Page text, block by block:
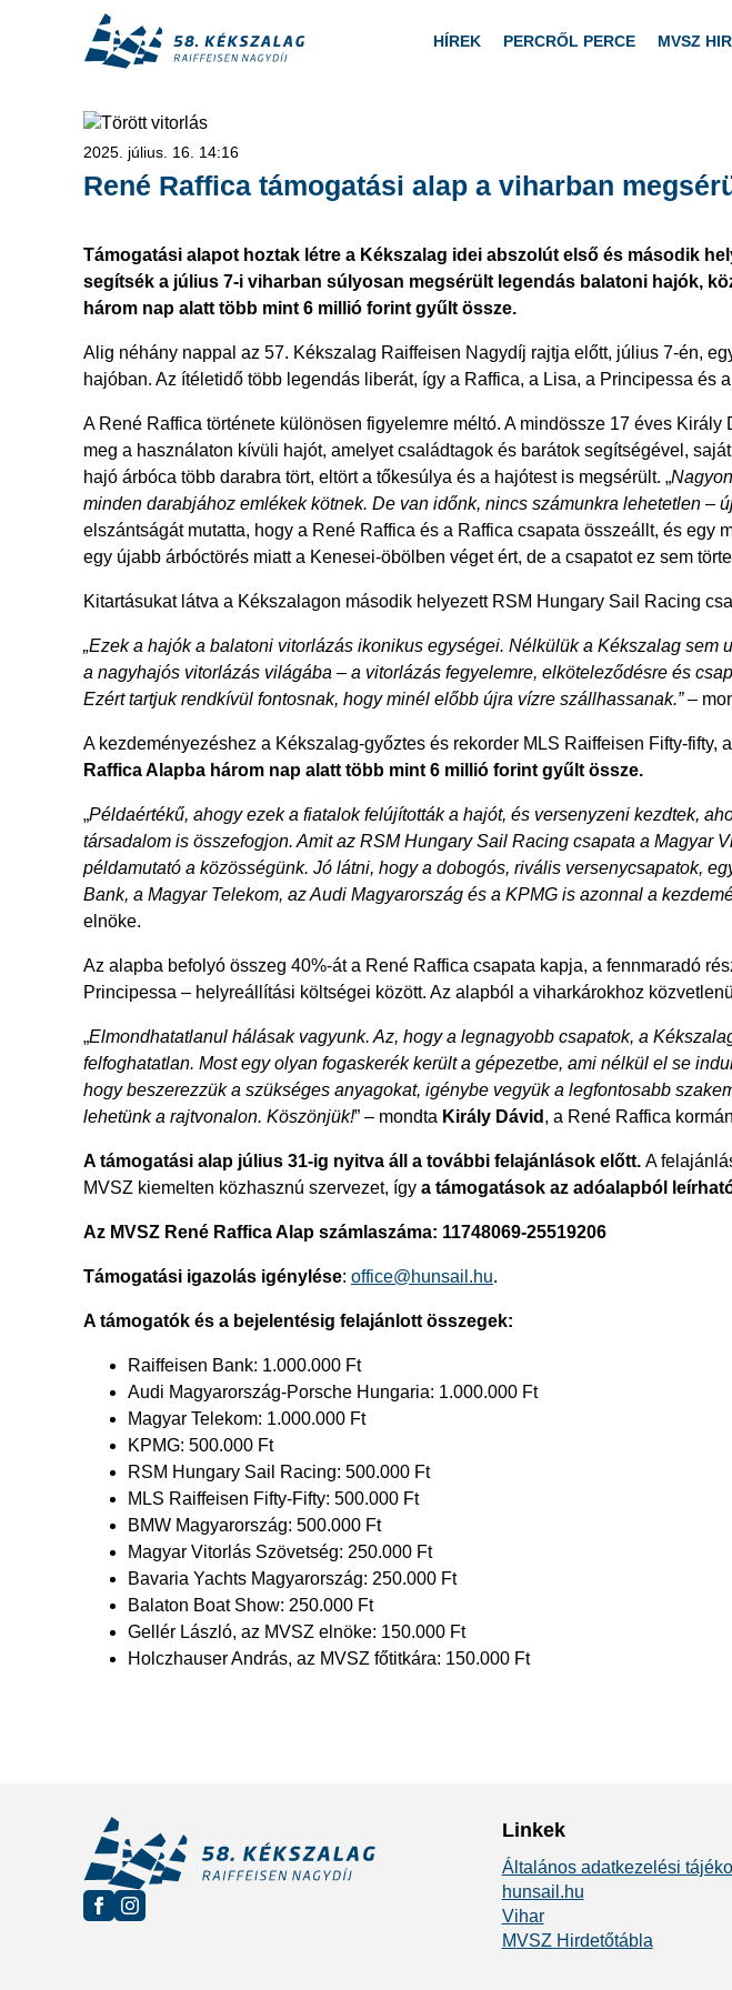
HÍREK PERCRŐL PERCE MVSZ
2025. július. 16. 14:16
René Raffica támogatási alap a viharban
Támogatási alapot hoztak létre a Kékszalag idei abszolút első és második
segítsék a július 7-i viharban súlyosan megsérült legendás balatoni hajók,
három nap alatt több mint 6 millió forint gyűlt össze.
Alig néhány nappal az 57. Kékszalag Raiffeisen Nagydíj rajtja előtt, július 7-én,
hajóban. Az ítéletidő több legendás liberát, így a Raffica, a Lisa, a Principessa és
A René Raffica története különösen figyelemre méltó. A mindössze 17 éves
meg a használaton kívüli hajót, amelyet családtagok és barátok segítségével,
hajó árbóca több darabra tört, eltört a tőkesúlya és a hajótest is megsérült. „
minden darabjához emlékek kötnek. De van időnk, nincs számunkra lehetetlen –
elszántságát mutatta, hogy a René Raffica és a Raffica csapata összeállt, és
egy újabb árbóctörés miatt a Kenesei-öbölben véget ért, de a csapatot ez sem
Kitartásukat látva a Kékszalagon második helyezett RSM Hungary Sail Racing
„Ezek a hajók a balatoni vitorlázás ikonikus egységei. Nélkülük a Kékszalag
a nagyhajós vitorlázás világába – a vitorlázás fegyelemre, elköteleződésre és
Ezért tartjuk rendkívül fontosnak, hogy minél előbb újra vízre szállhassanak.”–
A kezdeményezéshez a Kékszalag-győztes és rekorder MLS Raiffeisen Fifty-
Raffica Alapba három nap alatt több mint 6 millió forint gyűlt össze.
„Példaértékű, ahogy ezek a fiatalok felújították a hajót, és versenyzeni kezdtek,
társadalom is összefogjon. Amit az RSM Hungary Sail Racing csapata a Magyar
példamutató a közösségünk. Jó látni, hogy a dobogós, rivális versenycsapatok,
Bank, a Magyar Telekom, az Audi Magyarország és a KPMG is azonnal a
elnöke.
Az alapba befolyó összeg 40%-át a René Raffica csapata kapja, a fennmaradó
Principessa – helyreállítási költségei között. Az alapból a viharkárokhoz
„Elmondhatatlanul hálásak vagyunk. Az, hogy a legnagyobb csapatok, a
felfoghatatlan. Most egy olyan fogaskerék került a gépezetbe, ami nélkül el se
hogy beszerezzük a szükséges anyagokat, igénybe vegyük a legfontosabb
lehetünk a rajtvonalon. Köszönjük!” – mondta Király Dávid , a René Raffica
A támogatási alap július 31-ig nyitva áll a további felajánlások előtt. A
MVSZ kiemelten közhasznú szervezet, így a támogatások az adóalapból
Az MVSZ René Raffica Alap számlaszáma: 11748069-25519206
Támogatási igazolás igénylése: office@hunsail.hu.
A támogatók és a bejelentésig felajánlott összegek:
Raiffeisen Bank: 1.000.000 Ft
Audi Magyarország-Porsche Hungaria: 1.000.000 Ft
Magyar Telekom: 1.000.000 Ft
KPMG: 500.000 Ft
RSM Hungary Sail Racing: 500.000 Ft
MLS Raiffeisen Fifty-Fifty: 500.000 Ft
BMW Magyarország: 500.000 Ft
Magyar Vitorlás Szövetség: 250.000 Ft
Bavaria Yachts Magyarország: 250.000 Ft
Balaton Boat Show: 250.000 Ft
Gellér László, az MVSZ elnöke: 150.000 Ft
Holczhauser András, az MVSZ főtitkára: 150.000 Ft
Linkek
Általános adatkezelési
hunsail.hu
Vihar
MVSZ Hirdetőtábla